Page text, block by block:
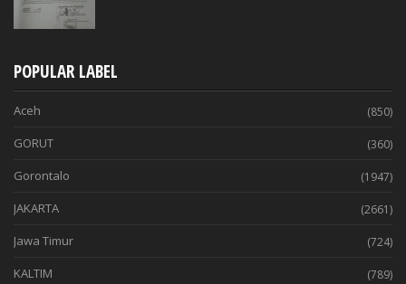
POPULAR LABEL
Aceh (850)
GORUT (360)
Gorontalo (1947)
JAKARTA (2661)
Jawa Timur (724)
KALTIM (789)